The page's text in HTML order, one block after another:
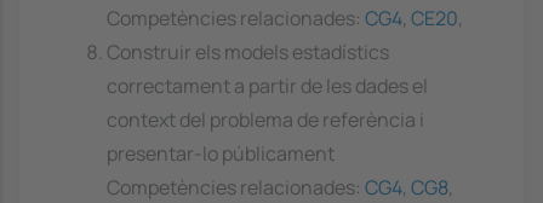
Competències relacionades: CG4, CE20,
Construir els models estadístics
correctament a partir de les dades el
context del problema de referència i
presentar-lo públicament
Competències relacionades: CG4, CG8,